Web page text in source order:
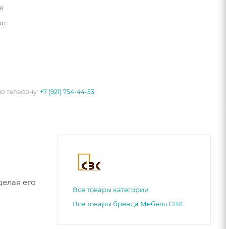
телефону:+7 (921) 754-44-53
его
Все товары категории
Все товары бренда Мебель СВК